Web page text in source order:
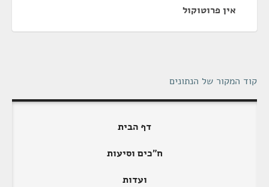
אין פרוטוקול
קוד המקור של הנתונים
דף הבית
ח"כים וסיעות
ועדות